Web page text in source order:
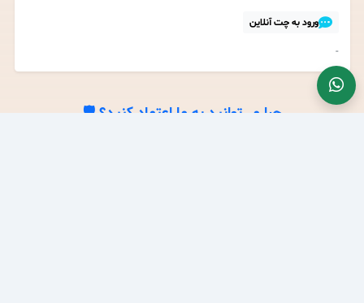
ورود به چت آنلاین
-
چرا می‌توانید به ما اعتماد کنید؟ 🛡️